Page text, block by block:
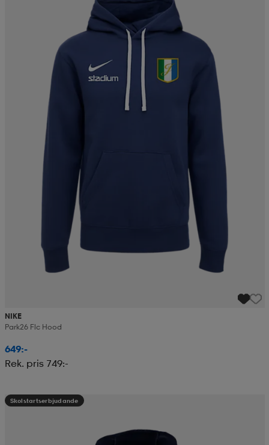
NIKE
Park26 Flc Hood
649:-
Rek. pris 749:-
Skolstartserbjudande